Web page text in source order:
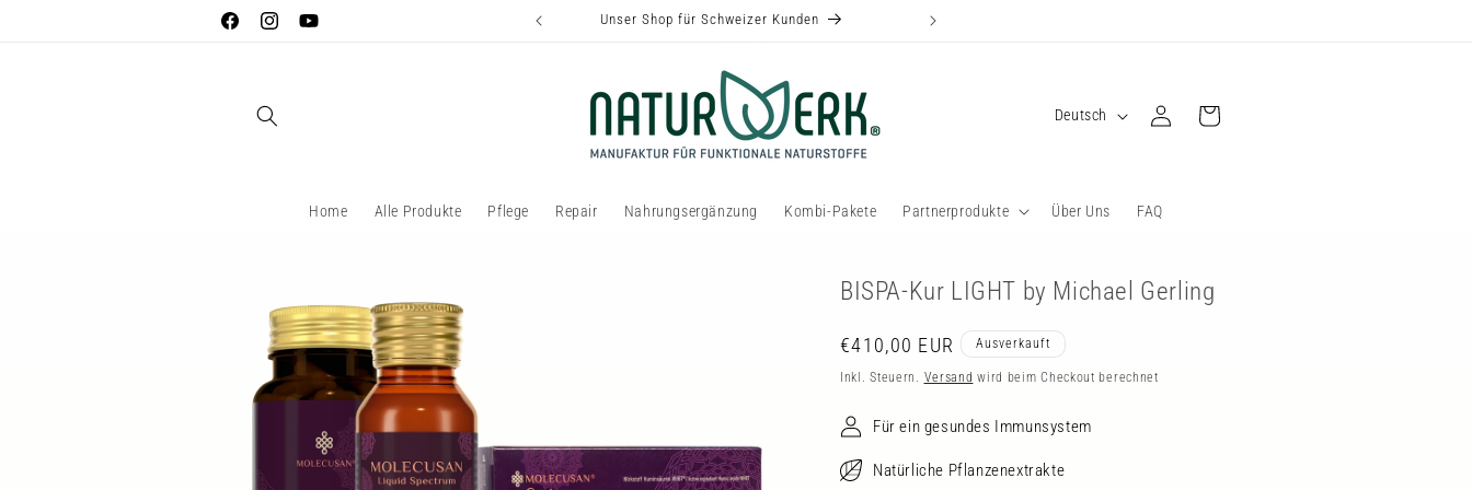
FacebookInstagramYouTube
Unser Shop für Schweizer Kunden
Home Alle Produkte Pflege Repair Nahrungsergänzung Kombi-Pakete Partnerprodukte Über Uns FAQ
a
h
e
Deutsch EinloggenWarenkorb
springen
BISPA-Kur LIGHT by Michael Gerling
Normaler
Preis
€410,00 EUR Ausverkauft
Inkl. Steuern. Versand wird beim Checkout berechnet
Für ein gesundes Immunsystem
Natürliche Pflanzenextrakte